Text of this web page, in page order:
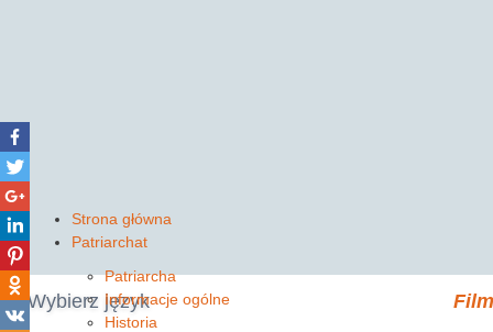
Strona główna
Patriarchat
Patriarcha
Informacje ogólne
Historia
Wybierz język